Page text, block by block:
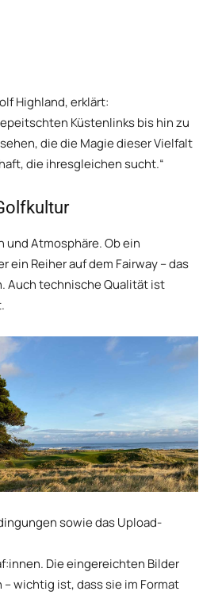
Highland, erklärt:
Küstenlinks bis hin zu
die die Magie dieser Vielfalt
die ihresgleichen sucht.“
Atmosphäre. Ob ein
ein Reiher auf dem Fairway – das
Auch technische Qualität ist
sowie das Upload-
Die eingereichten Bilder
wichtig ist, dass sie im Format